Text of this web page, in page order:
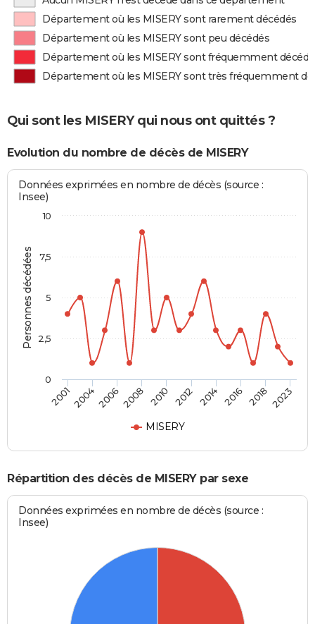
Département où les MISERY sont rarement décédés
Département où les MISERY sont peu décédés
Département où les MISERY sont fréquemment
Département où les MISERY sont très fréquemment
Qui sont les MISERY qui nous ont quittés ?
Evolution du nombre de décès de MISERY
Personnes décédées
Données exprimées en nombre de décès (source :
Insee)
MISERY
2001200420062008 2010 2012 2014 2016 2018 2023
0
2,5
5
7,5
10
Répartition des décès de MISERY par sexe
Données exprimées en nombre de décès (source :
Insee)